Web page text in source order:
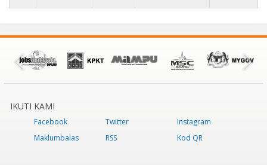
IKUTI KAMI
Facebook Twitter
Instagram
Maklumbalas
RSS Kod QR